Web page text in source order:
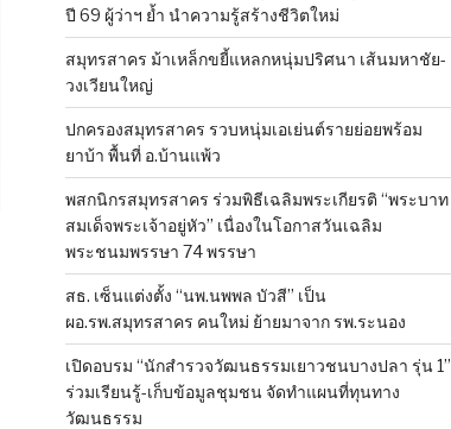
ปี 69 ผู้ว่าฯ ย้ำ นำความรู้สร้างชีวิตใหม่
สมุทรสาคร ม้าเหล็กขยี้แหลกหนุ่มปริศนา เส้นมหาชัย-
วงเวียนใหญ่
ปกครองสมุทรสาคร รวบหนุ่มเอเย่นต์รายย่อยพร้อม
ยาบ้า พื้นที่ อ.บ้านแพ้ว
พสกนิกรสมุทรสาคร ร่วมพิธีเฉลิมพระเกียรติ “พระบาท
สมเด็จพระเจ้าอยู่หัว” เนื่องในโอกาสวันเฉลิม
พระชนมพรรษา 74 พรรษา
สธ. เซ็นแต่งตั้ง “นพ.นพพล บัวสี” เป็น
ผอ.รพ.สมุทรสาคร คนใหม่ ย้ายมาจาก รพ.ระนอง
เปิดอบรม “นักสำรวจวัฒนธรรมเยาวชนบางปลา รุ่น 1”
ร่วมเรียนรู้-เก็บข้อมูลชุมชน จัดทำแผนที่ทุนทาง
วัฒนธรรม